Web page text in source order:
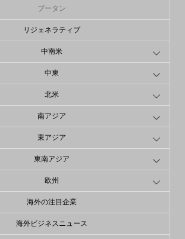
ブータン
リジェネラティブ
中南米
中東
北米
南アジア
東アジア
東南アジア
欧州
海外の注目企業
海外ビジネスニュース